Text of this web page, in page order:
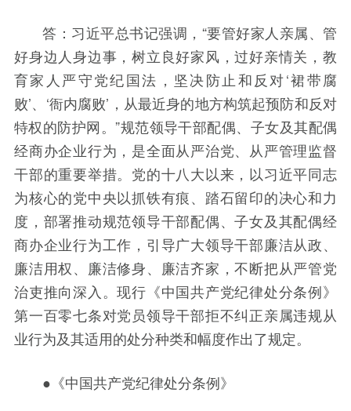
答：习近平总书记强调，“要管好家人亲属、管
好身边人身边事，树立良好家风，过好亲情关，教
育家人严守党纪国法，坚决防止和反对‘裙带腐
败’、‘衙内腐败’，从最近身的地方构筑起预防和反对
特权的防护网。”规范领导干部配偶、子女及其配偶
经商办企业行为，是全面从严治党、从严管理监督
干部的重要举措。党的十八大以来，以习近平同志
为核心的党中央以抓铁有痕、踏石留印的决心和力
度，部署推动规范领导干部配偶、子女及其配偶经
商办企业行为工作，引导广大领导干部廉洁从政、
廉洁用权、廉洁修身、廉洁齐家，不断把从严管党
治吏推向深入。现行《中国共产党纪律处分条例》
第一百零七条对党员领导干部拒不纠正亲属违规从
业行为及其适用的处分种类和幅度作出了规定。
●《中国共产党纪律处分条例》